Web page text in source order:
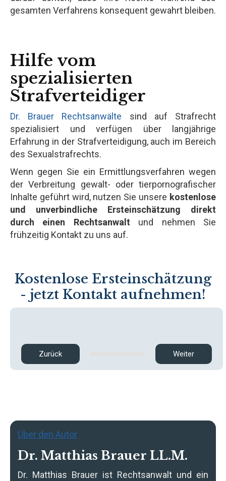
gesamten Verfahrens konsequent gewahrt bleiben.
Hilfe vom
spezialisierten
Strafverteidiger
Dr. Brauer Rechtsanwälte sind auf Strafrecht
spezialisiert und verfügen über langjährige
Erfahrung in der Strafverteidigung, auch im Bereich
des Sexualstrafrechts.
Wenn gegen Sie ein Ermittlungsverfahren wegen
der Verbreitung gewalt- oder tierpornografischer
Inhalte geführt wird, nutzen Sie unsere kostenlose
und unverbindliche Ersteinschätzung direkt
durch einen Rechtsanwalt und nehmen Sie
frühzeitig Kontakt zu uns auf.
Kostenlose Ersteinschätzung
- jetzt Kontakt aufnehmen!
Zurück Weiter
Über den Autor
Dr. Matthias Brauer LL.M.
Dr. Matthias Brauer ist Rechtsanwalt und ein